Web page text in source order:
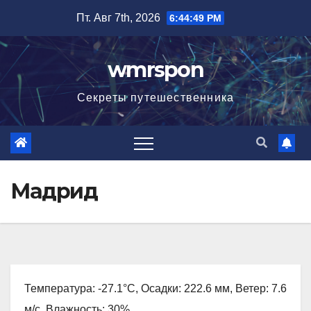
содержимому
Пт. Авг 7th, 2026 6:44:50 PM
wmrspon
Секреты путешественника
Мадрид
Температура: -27.1°C, Осадки: 222.6 мм, Ветер: 7.6